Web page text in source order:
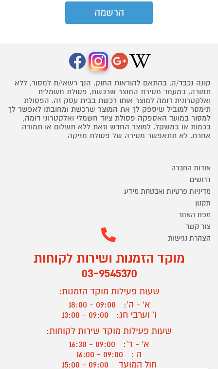
קונה נכבד/ה, בהתאם להוראות החוק, הנך רשאי/ת למסור, ללא
תמורה, במעמד מסירת המוצר שרכשת, פסולת חשמלית
ואלקטרונית דומה למוצר אותו רכשת בבית עסק זה. הפסולת
תימסר למוביל שיספק לך את המוצר שרכשת ומחובתו לאפשר לך
למסור במועד האספקה פסולת ציוד חשמלי ואלקטרוני דומה,
בכמות או במשקל, למוצר החדש וזאת ללא תשלום או תמורה
אחרת. לא תתאפשר מסירה של פסולת מזיקה
אודות החברה
דרושים
מדיניות פרטיות ואבטחת מידע
תקנון
מפת האתר
צור קשר
הצהרת נגישות
מוקד הזמנות ושירות לקוחות
03-9545370
שעות פעילות מוקד הזמנות:
א' - ה':
09:00 - 18:00
ו' וערבי חג:
09:00 - 13:00
שעות פעילות מוקד שירות לקוחות:
א' - ד':
09:00 - 16:30
ה :
09:00 - 16:00
חול המועד